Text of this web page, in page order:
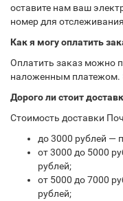
оставите нам ваш
номер для
Как я могу оплатить
Оплатить заказ можно
наложенным платежом.
Дорого ли стоит
Стоимость доставки
до 3000 рублей —
от 3000 до 5000
рублей;
от 5000 до 7000
рублей;